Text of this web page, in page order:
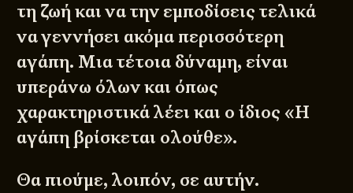
τη ζωή και να την εμποδίσεις τελικά
να γεννήσει ακόμα περισσότερη
αγάπη. Μια τέτοια δύναμη, είναι
υπεράνω όλων και όπως
χαρακτηριστικά λέει και ο ίδιος «Η
αγάπη βρίσκεται ολούθε».
Θα πιούμε, λοιπόν, σε αυτήν.